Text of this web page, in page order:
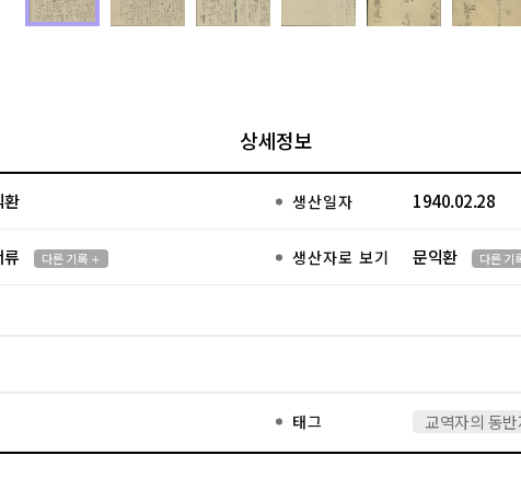
상세정보
환 생산일자 1940.02.28
류 다른 기록 생산자로 보기 문익환 다른 기
태그 교역자의 동